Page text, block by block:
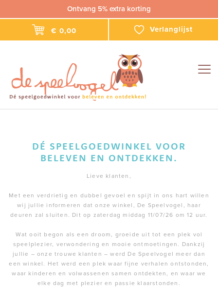
Ontvang 5% extra korting
€ 0,00 Verlanglijst
DÉ SPEELGOEDWINKEL VOOR
BELEVEN EN ONTDEKKEN.
Lieve klanten,
Met een verdrietig en dubbel gevoel en spijt in ons hart willen
wij jullie informeren dat onze winkel, De Speelvogel, haar
deuren zal sluiten. Dit op zaterdag middag 11/07/26 om 12 uur.
Wat ooit begon als een droom, groeide uit tot een plek vol
speelplezier, verwondering en mooie ontmoetingen. Dankzij
jullie – onze trouwe klanten – werd De Speelvogel meer dan
een winkel. Het werd een plek waar fijne verhalen ontstonden,
waar kinderen en volwassenen samen ontdekten, en waar we
elke dag met plezier en passie klaarstonden.